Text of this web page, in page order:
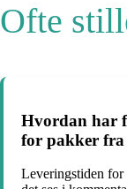
Ofte
Hvordan har
for pakker fra
Leveringstiden for